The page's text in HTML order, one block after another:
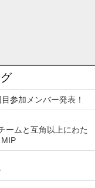
参加メンバー発表！
ムと互角以上にわた